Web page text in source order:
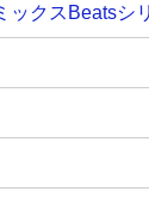
ックスBeatsシ